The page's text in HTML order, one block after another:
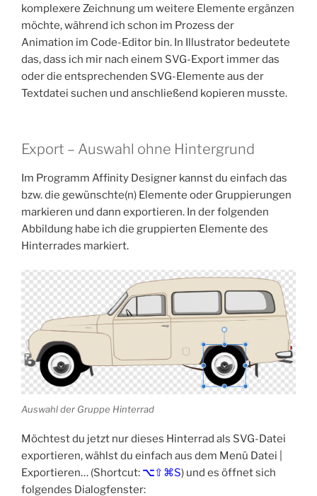
komplexere Zeichnung um weitere Elemente ergänzen
möchte, während ich schon im Prozess der
Animation im Code-Editor bin. In Illustrator bedeutete
das, dass ich mir nach einem SVG-Export immer das
oder die entsprechenden SVG-Elemente aus der
Textdatei suchen und anschließend kopieren musste.
Export – Auswahl ohne Hintergrund
Im Programm Affinity Designer kannst du einfach das
bzw. die gewünschte(n) Elemente oder Gruppierungen
markieren und dann exportieren. In der folgenden
Abbildung habe ich die gruppierten Elemente des
Hinterrades markiert.
Auswahl der Gruppe Hinterrad
Möchtest du jetzt nur dieses Hinterrad als SVG-Datei
exportieren, wählst du einfach aus dem Menü Datei |
Exportieren… (Shortcut: ⌥⇧⌘S) und es öffnet sich
folgendes Dialogfenster: